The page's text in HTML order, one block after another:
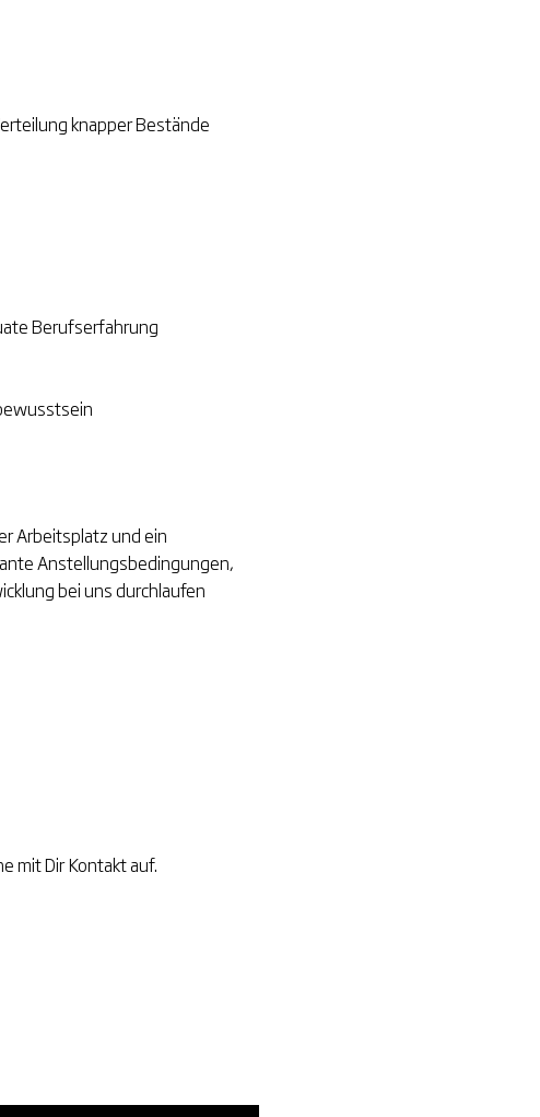
knapper Bestände
Berufserfahrung
Arbeitsplatz und ein
Anstellungsbedingungen,
bei uns durchlaufen
mit Dir Kontakt auf.